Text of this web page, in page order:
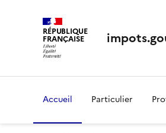
RÉPUBLIQUE
FRANÇAISE
Accueil Particulier